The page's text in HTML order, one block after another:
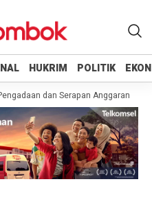
HUKRIM POLITIK
HUKRIM POLITIK
dan Serapan Anggaran